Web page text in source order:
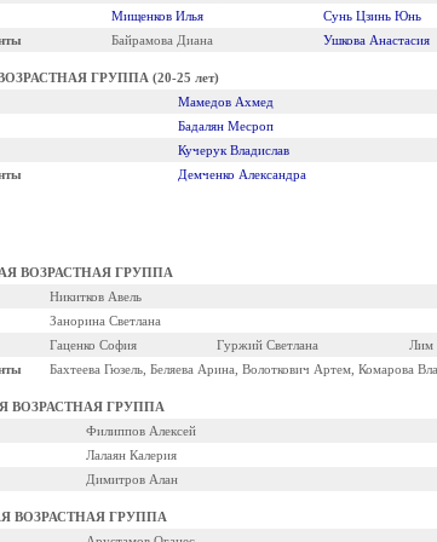
Мищенков Илья
Сунь Цзинь Юнь
Байрамова Диана Ушкова Анастасия
ГРУППА (20-25 лет)
Мамедов Ахмед
Бадалян Месроп
Кучерук Владислав
Демченко Александра
ВОЗРАСТНАЯ ГРУППА
Никитков Авель
Занорина Светлана
Гаценко София Гуржий Светлана
Лим
Бахтеева Гюзель, Беляева Арина, Волоткович Артем, Комарова
ВОЗРАСТНАЯ ГРУППА
Филиппов Алексей
Лалаян Калерия
Димитров Алан
ВОЗРАСТНАЯ ГРУППА